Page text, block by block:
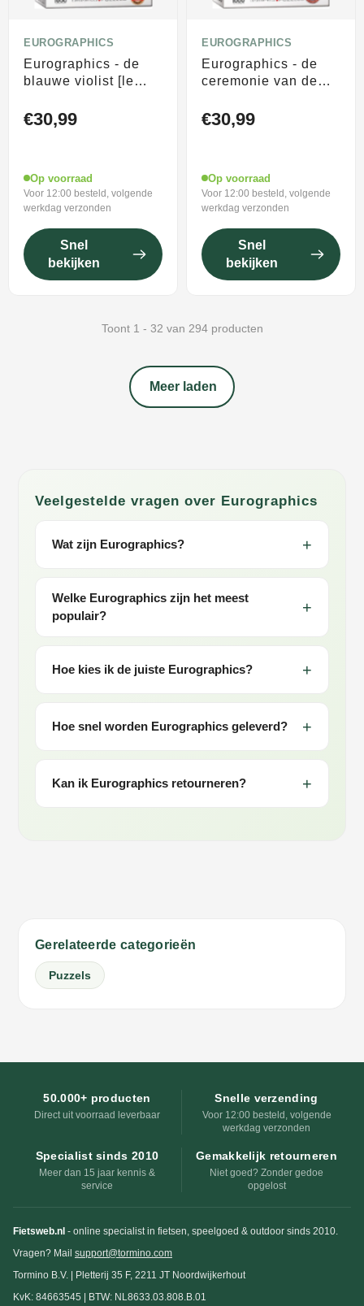
EUROGRAPHICS
Eurographics - de
blauwe violist [le
marc chagall - 1000
stukjes 48×68cm
€30,99
Op voorraad
Voor 12:00 besteld, volgende
werkdag verzonden
Snel
bekijken
EUROGRAPHICS
Eurographics - de
ceremonie van de
accolade] - edmund
blair leighton - 1000
legpuzzel
€30,99
Op voorraad
Voor 12:00 besteld, volgende
werkdag verzonden
Snel
bekijken
Toont 1 - 32 van 294 producten
Meer laden
Veelgestelde vragen over Eurographics
Wat zijn Eurographics?
Welke Eurographics zijn het meest
populair?
Hoe kies ik de juiste Eurographics?
Hoe snel worden Eurographics geleverd?
Kan ik Eurographics retourneren?
Gerelateerde categorieën
Puzzels
50.000+ producten
Direct uit voorraad leverbaar
Snelle verzending
Voor 12:00 besteld, volgende
werkdag verzonden
Specialist sinds 2010
Meer dan 15 jaar kennis &
service
Gemakkelijk retourneren
Niet goed? Zonder gedoe
opgelost
Fietsweb.nl - online specialist in fietsen, speelgoed & outdoor sinds 2010.
Vragen? Mail support@tormino.com
Tormino B.V. | Pletterij 35 F, 2211 JT Noordwijkerhout
KvK: 84663545 | BTW: NL8633.03.808.B.01